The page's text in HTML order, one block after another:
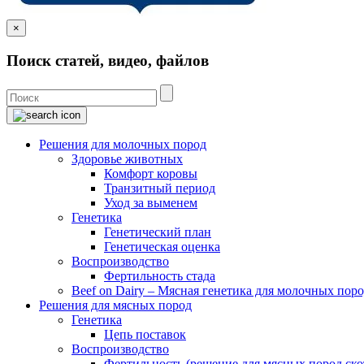
×
Поиск статей, видео, файлов
Решения для молочных пород
Здоровье животных
Комфорт коровы
Транзитный период
Уход за выменем
Генетика
Генетический план
Генетическая оценка
Воспроизводство
Фертильность стада
Beef on Dairy – Мясная генетика для молочных
Решения для мясных пород
Генетика
Цепь поставок
Воспроизводство